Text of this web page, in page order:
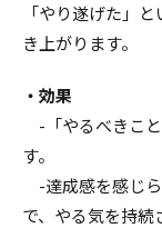
「やり遂げた」
き上がります。
・効果
-「やるべきこ
す。
-達成感を感じ
で、やる気を持続